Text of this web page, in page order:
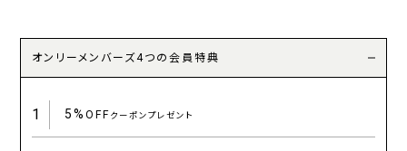
オンリーメンバーズ4つの会員特典
1 5%OFFクーポンプレゼント